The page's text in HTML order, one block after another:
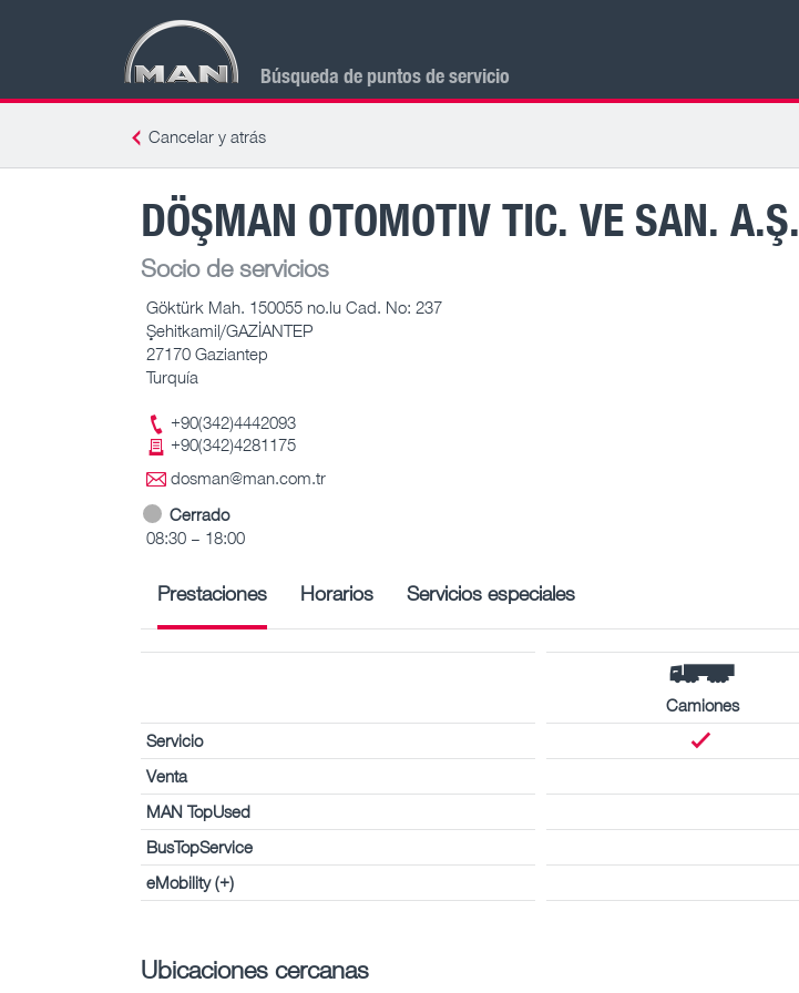
Búsqueda de puntos de servicio
Cancelar y atrás
DÖŞMAN OTOMOTIV TIC. VE SAN. A.Ş.
Socio de servicios
Göktürk Mah. 150055 no.lu Cad. No: 237
Şehitkamil/GAZİANTEP
27170 Gaziantep
Turquía
+90(342)4442093
+90(342)4281175
dosman@man.com.tr
Cerrado
08:30 – 18:00
Prestaciones Horarios Servicios especiales
Camiones
Servicio
Venta
MAN TopUsed
BusTopService
eMobility (+)
Ubicaciones cercanas